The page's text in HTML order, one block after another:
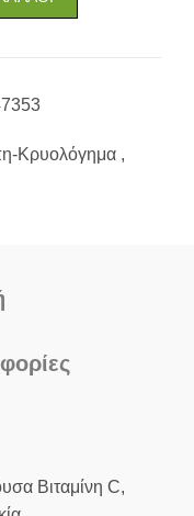
Κρυολόγημα ,
Βιταμίνη C,